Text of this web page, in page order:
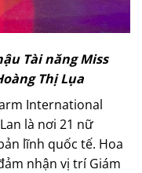
Tài năng Miss
Thị Lụa
International
là nơi 21 nữ
lĩnh quốc tế. Hoa
nhận vị trí Giám